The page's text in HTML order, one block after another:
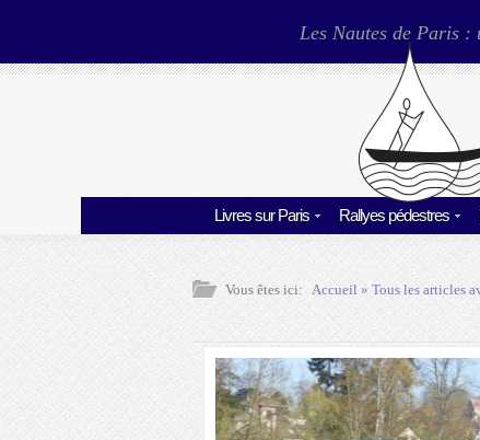
Les Nautes de Paris
Livres sur Paris Rallyes pédestres
Vous êtes ici: Accueil» Tous les articles